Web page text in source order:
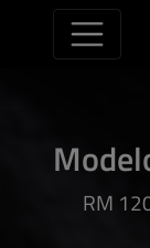
Saltar al contenido
RM